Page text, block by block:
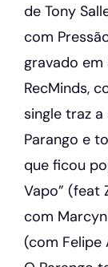
de Tony
com
gravado em
RecMinds,
single traz
Parango e
que ficou
Vapo” (feat
com
(com Felipe